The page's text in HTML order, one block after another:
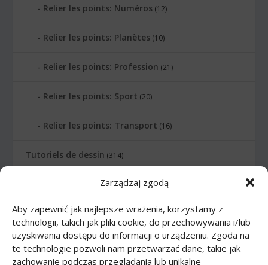
Zarządzaj zgodą
Aby zapewnić jak najlepsze wrażenia, korzystamy z
technologii, takich jak pliki cookie, do przechowywania i/lub
uzyskiwania dostępu do informacji o urządzeniu. Zgoda na
te technologie pozwoli nam przetwarzać dane, takie jak
zachowanie podczas przeglądania lub unikalne
Relier les points: Numéros (12)
Relier les points: Planètes (10)
Relier les points: Profession (21)
Relier les points: Sport (20)
Relier les points: Transport (16)
Tutoriels de dessin (314)
Arme(12)
Bande dessinée